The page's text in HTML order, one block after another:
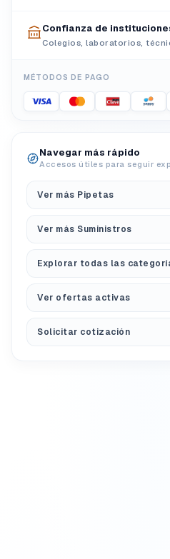
Confianza de
Colegios, laboratorios,
MÉTODOS DE PAGO
Navegar más rápido
Accesos útiles para seguir
Ver más Pipetas
Ver más Suministros
Explorar todas las
Ver ofertas activas
Solicitar cotización